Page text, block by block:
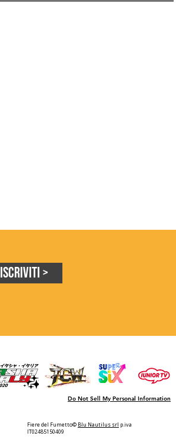
Iscriviti >
Do Not Sell My Personal Information
Fiere del Fumetto© Blu Nautilus srl p.iva
IT02485150409